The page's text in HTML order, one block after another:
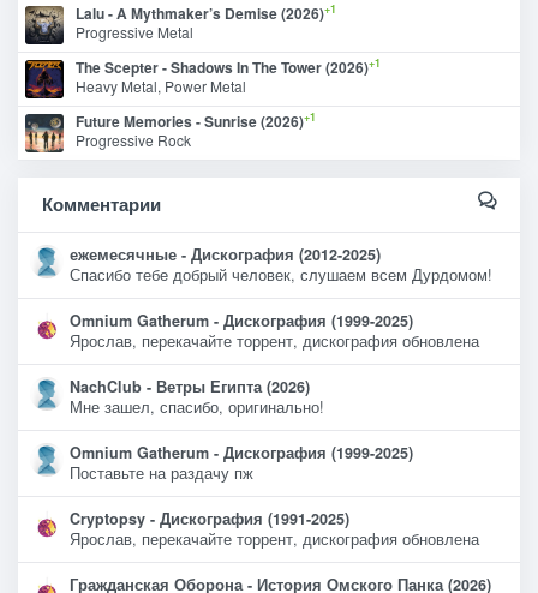
Lalu - A Mythmaker’s Demise (2026)+1
Progressive Metal
The Scepter - Shadows In The Tower (2026)+1
Heavy Metal, Power Metal
Future Memories - Sunrise (2026)+1
Progressive Rock
Комментарии
ежемесячные - Дискография (2012-2025)
Спасибо тебе добрый человек, слушаем всем Дурдомом!
Omnium Gatherum - Дискография (1999-2025)
Ярослав, перекачайте торрент, дискография обновлена
NachClub - Ветры Египта (2026)
Мне зашел, спасибо, оригинально!
Omnium Gatherum - Дискография (1999-2025)
Поставьте на раздачу пж
Cryptopsy - Дискография (1991-2025)
Ярослав, перекачайте торрент, дискография обновлена
Гражданская Оборона - История Омского Панка (2026)